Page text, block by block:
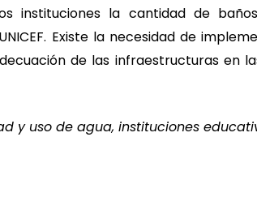
instituciones la cantidad de
Existe la necesidad de
de las infraestructuras en
y uso de agua, instituciones